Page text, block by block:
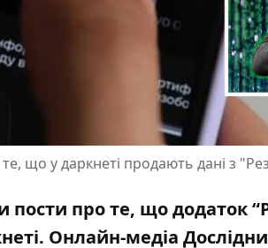
що у даркнеті продають дані з
про те, що додаток
Онлайн-медіа